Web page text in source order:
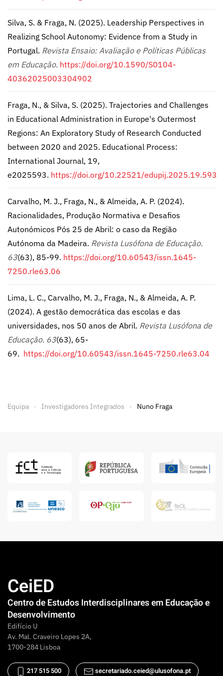
Silva, S. & Fraga, N. (2025). Leadership Perspectives in
Realizing School Autonomy: Evidence from a Study in
Portugal. Revista Ensaio: Avaliação e Políticas Públicas
em Educação. https://doi.org/10.1590/S0104-
40362025003304902
Fraga, N., & Silva, S. (2025). Trajectories and Challenges
in Educational Administration in Europe's Outermost
Regions: An Exploratory Study of Research Conducted
between 2020 and 2025. Educational Process:
International Journal, 19,
e2025593. https://doi.org/10.22521/edupij.2025.19.593
Carvalho, M. J., Fraga, N., & Almeida, A. P. (2024).
Racionalidades, Produção Normativa e Desafios
Autonómicos Pós 25 de Abril: o caso da Região
Autónoma da Madeira. Revista Lusófona de Educação.
63(63), 85-99. https://doi.org/10.60543/issn.1645-
7250.rle63.06
Lima, L. C., Carvalho, M. J., Fraga, N., & Almeida, A. P.
(2024). A gestão democrática das escolas e das
universidades, nos 50 anos de Abril. Revista Lusófona de
Educação. 63(63), 65-
69. https://doi.org/10.60543/issn.1645-7250.rle63.04
Equipa Investigadores Integrados Nuno Fraga
CeiED
Centro de Estudos Interdisciplinares em Educação e
Desenvolvimento
Edifício U
Av. Mal. Craveiro Lopes 2A,
1700-284 Lisboa
217 515 500 secretariado.ceied@ulusofona.pt